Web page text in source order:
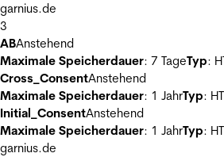
garnius.de
3
ABAnstehend
Maximale Speicherdauer: 7 TageTyp:
Cross_ConsentAnstehend
Maximale Speicherdauer: 1 JahrTyp:
Initial_ConsentAnstehend
Maximale Speicherdauer: 1 JahrTyp:
garnius.de